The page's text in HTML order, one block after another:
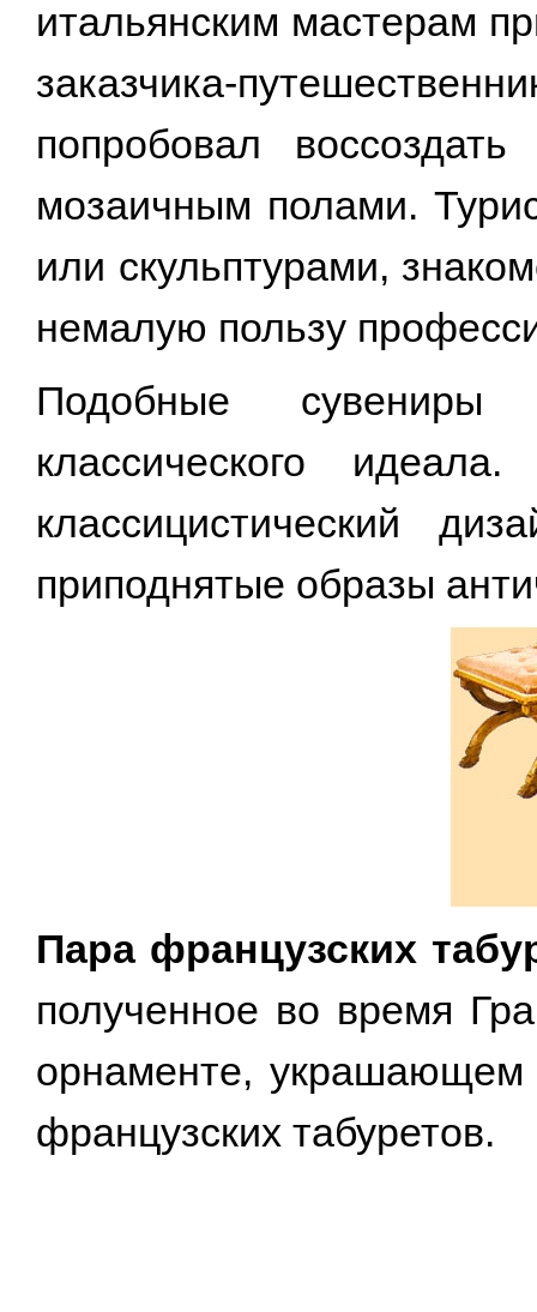
итальянским мастерам
заказчика-
попробовал
мозаичным полами.
или скульптурами,
немалую пользу
Подобные сувениры
классического
классицистический
приподнятые образы
Пара французских
полученное во время
орнаменте, украшающем
французских табуретов.